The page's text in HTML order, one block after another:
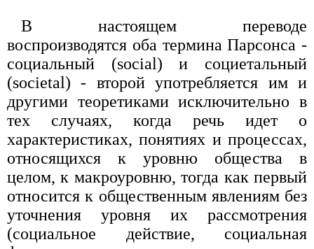
В настоящем переводе
воспроизводятся оба термина Парсонса -
социальный (social) и социетальный
(societal) - второй употребляется им и
другими теоретиками исключительно в
тех случаях, когда речь идет о
характеристиках, понятиях и процессах,
относящихся к уровню общества в
целом, к макроуровню, тогда как первый
относится к общественным явлениям без
уточнения уровня их рассмотрения
(социальное действие, социальная